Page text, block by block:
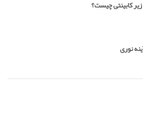
کابینتی چیست؟
نوری